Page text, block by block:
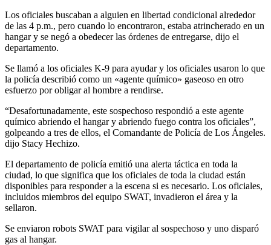
Los oficiales buscaban a alguien en libertad condicional alrededor
de las 4 p.m., pero cuando lo encontraron, estaba atrincherado en un
hangar y se negó a obedecer las órdenes de entregarse, dijo el
departamento.
Se llamó a los oficiales K-9 para ayudar y los oficiales usaron lo que
la policía describió como un «agente químico» gaseoso en otro
esfuerzo por obligar al hombre a rendirse.
“Desafortunadamente, este sospechoso respondió a este agente
químico abriendo el hangar y abriendo fuego contra los oficiales”,
golpeando a tres de ellos, el Comandante de Policía de Los Ángeles.
dijo Stacy Hechizo.
El departamento de policía emitió una alerta táctica en toda la
ciudad, lo que significa que los oficiales de toda la ciudad están
disponibles para responder a la escena si es necesario. Los oficiales,
incluidos miembros del equipo SWAT, invadieron el área y la
sellaron.
Se enviaron robots SWAT para vigilar al sospechoso y uno disparó
gas al hangar.